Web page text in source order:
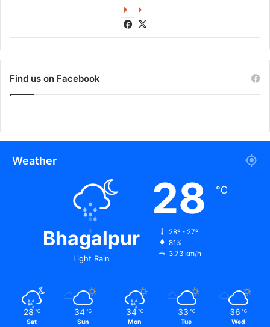
Facebook
Find us on Facebook
Weather
Bhagalpur
Light Rain
28 ℃
28º - 27º
81%
3.73 km/h
28 ℃
Sat
34 ℃
Sun
34 ℃
Mon
33 ℃
Tue
36 ℃
Wed